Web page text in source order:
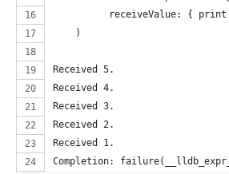
receiveValue: { print
    )
Received 5.
Received 4.
Received 3.
Received 2.
Received 1.
Completion: